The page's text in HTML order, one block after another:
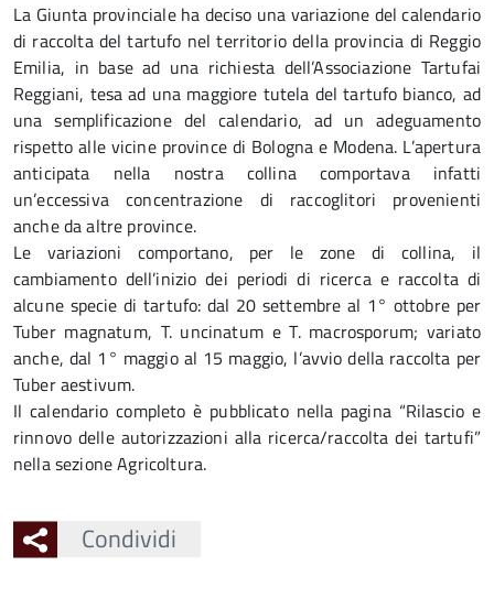
La Giunta provinciale ha deciso una variazione del calendario
di raccolta del tartufo nel territorio della provincia di Reggio
Emilia, in base ad una richiesta dell’Associazione Tartufai
Reggiani, tesa ad una maggiore tutela del tartufo bianco, ad
una semplificazione del calendario, ad un adeguamento
rispetto alle vicine province di Bologna e Modena. L’apertura
anticipata nella nostra collina comportava infatti
un’eccessiva concentrazione di raccoglitori provenienti
anche da altre province.
Le variazioni comportano, per le zone di collina, il
cambiamento dell’inizio dei periodi di ricerca e raccolta di
alcune specie di tartufo: dal 20 settembre al 1° ottobre per
Tuber magnatum, T. uncinatum e T. macrosporum; variato
anche, dal 1° maggio al 15 maggio, l’avvio della raccolta per
Tuber aestivum.
Il calendario completo è pubblicato nella pagina “Rilascio e
rinnovo delle autorizzazioni alla ricerca/raccolta dei tartufi”
nella sezione Agricoltura.
Condividi